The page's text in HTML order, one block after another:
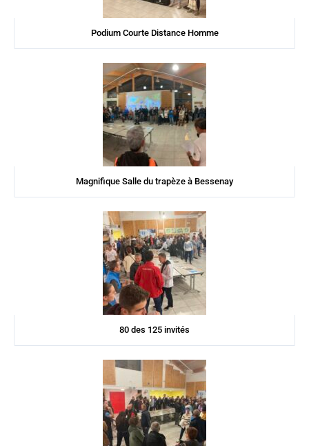
Podium Courte Distance Homme
Magnifique Salle du trapèze à Bessenay
80 des 125 invités